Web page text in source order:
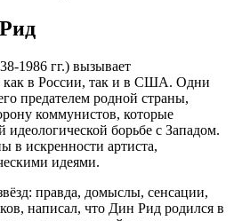
1986 гг.) вызывает
как в России, так и в США. Одни
предателем родной страны,
коммунистов, которые
идеологической борьбе с Западом.
в искренности артиста,
идеями.
правда, домыслы, сенсации,
написал, что Дин Рид родился в